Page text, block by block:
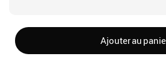
Ajouter au